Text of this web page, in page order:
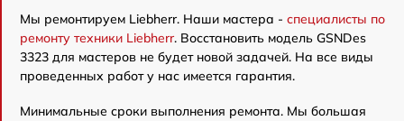
Мы ремонтируем Liebherr. Наши мастера - специалисты по
ремонту техники Liebherr. Восстановить модель GSNDes
3323 для мастеров не будет новой задачей. На все виды
проведенных работ у нас имеется гарантия.
Минимальные сроки выполнения ремонта. Мы большая